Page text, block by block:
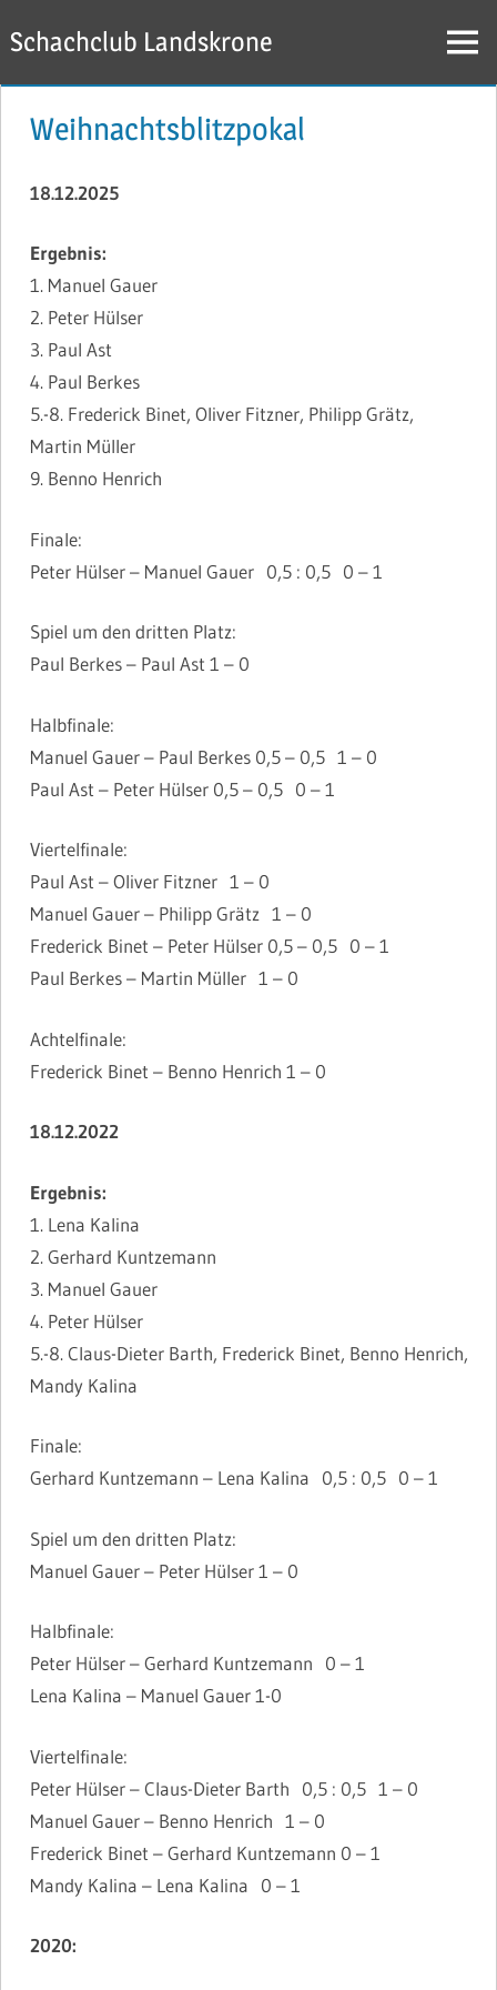
Inhalt
springen
Schachclub Landskrone Menü
Weihnachtsblitzpokal
18.12.2025
Ergebnis:
1. Manuel Gauer
2. Peter Hülser
3. Paul Ast
4. Paul Berkes
5.-8. Frederick Binet, Oliver Fitzner, Philipp Grätz,
Martin Müller
9. Benno Henrich
Finale:
Peter Hülser – Manuel Gauer0,5 : 0,5 0 – 1
Spiel um den dritten Platz:
Paul Berkes – Paul Ast 1 – 0
Halbfinale:
Manuel Gauer– Paul Berkes 0,5 – 0,5 1 – 0
Paul Ast – Peter Hülser 0,5 – 0,5 0 – 1
Viertelfinale:
Paul Ast – Oliver Fitzner 1 – 0
Manuel Gauer – Philipp Grätz 1 – 0
Frederick Binet – Peter Hülser 0,5 – 0,5 0 – 1
Paul Berkes – Martin Müller 1 – 0
Achtelfinale:
Frederick Binet – Benno Henrich 1 – 0
18.12.2022
Ergebnis:
1. Lena Kalina
2. Gerhard Kuntzemann
3. Manuel Gauer
4. Peter Hülser
5.-8. Claus-Dieter Barth, Frederick Binet, Benno Henrich,
Mandy Kalina
Finale:
Gerhard Kuntzemann – Lena Kalina 0,5 : 0,5 0 – 1
Spiel um den dritten Platz:
Manuel Gauer – Peter Hülser 1 – 0
Halbfinale:
Peter Hülser – Gerhard Kuntzemann 0 – 1
Lena Kalina – Manuel Gauer 1-0
Viertelfinale:
Peter Hülser – Claus-Dieter Barth 0,5 : 0,5 1 – 0
Manuel Gauer – Benno Henrich 1 – 0
Frederick Binet – Gerhard Kuntzemann 0 – 1
Mandy Kalina – Lena Kalina 0 – 1
2020: